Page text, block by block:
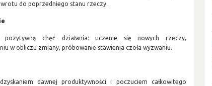
do poprzedniego stanu rzeczy.
pozytywną chęć działania: uczenie się nowych rzeczy,
w obliczu zmiany, próbowanie stawienia czoła wyzwaniu.
dawnej produktywności i poczuciem całkowitego